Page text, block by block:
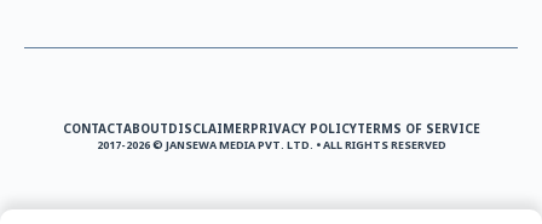
CONTACTABOUTDISCLAIMERPRIVACY POLICYTERMS OF SERVICE
2017-2026 © JANSEWA MEDIA PVT. LTD. • ALL RIGHTS RESERVED